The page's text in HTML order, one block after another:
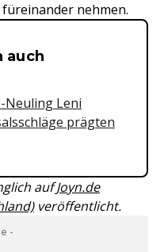
nehmen.
&
auch
Neuling Leni
prägten
aufJoyn.de
veröffentlicht.
-